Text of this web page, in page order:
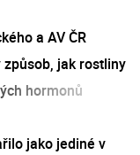
a AV ČR
jak rostliny
hormonů
jako jediné v